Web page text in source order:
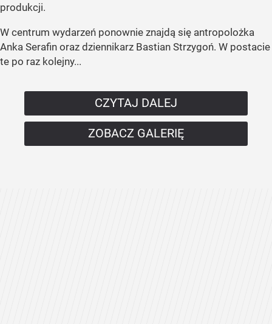
produkcji.
W centrum wydarzeń ponownie znajdą się antropolożka
Anka Serafin oraz dziennikarz Bastian Strzygoń. W postacie
te po raz kolejny...
CZYTAJ DALEJ
ZOBACZ GALERIĘ